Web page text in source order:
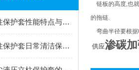
防火液压支柱保护套性能特点与阻燃防护应用
防尘液压立柱保护套日常清洁保养与更换规范
链板的高度,也
的拖链.
弯曲半径要根据
供应渗碳